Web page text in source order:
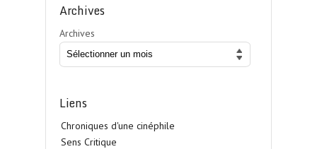
Archives
Archives
Liens
Chroniques d'une cinéphile
Sens Critique